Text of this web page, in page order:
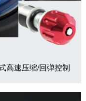
高速压缩/回弹控制